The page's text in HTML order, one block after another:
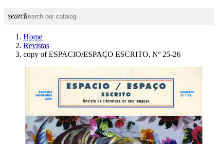
search
Home
Revistas
copy of ESPACIO/ESPAÇO ESCRITO, Nº 25-26